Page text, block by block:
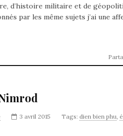
d’histoire militaire et de
par les même sujets j’ai une
3 avril 2015 Tags: dien bien phu,